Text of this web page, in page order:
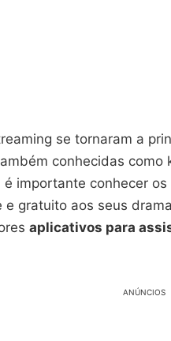
se tornaram a
conhecidas
é importante conhecer
e gratuito aos seus
aplicativos para
ANÚNCIOS